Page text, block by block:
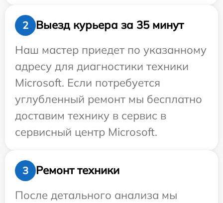
2
Выезд курьера за 35 минут
Наш мастер приедет по указанному
адресу для диагностики техники
Microsoft. Если потребуется
углубленный ремонт мы бесплатно
доставим технику в сервис в
сервисный центр Microsoft.
3
Ремонт техники
После детального анализа мы